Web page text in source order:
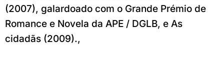
(2007), galardoado com o Grande Prémio de
Romance e Novela da APE / DGLB, e As
cidadãs (2009).,